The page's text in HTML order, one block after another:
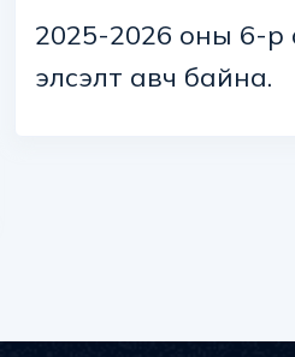
2025-2026 оны 6-р
элсэлт авч байна.